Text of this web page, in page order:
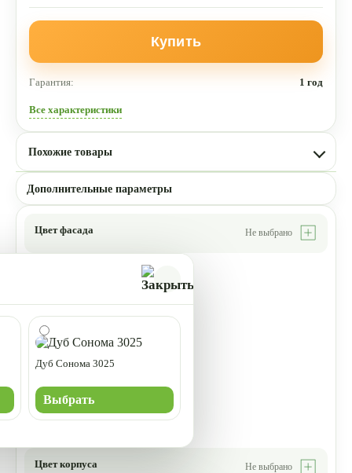
Купить
Гарантия: 1 год
Все характеристики
Похожие товары
Дополнительные параметры
Цвет фасада Не выбрано
Дуб Сонома 3025
Выбрать
Цвет корпуса Не выбрано